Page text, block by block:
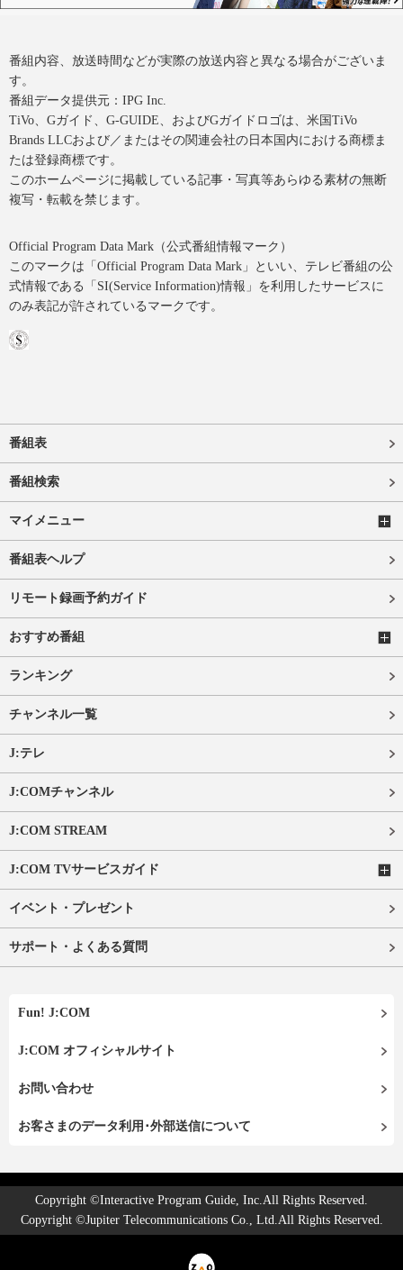
番組内容、放送時間などが実際の放送内容と異なる場合がございま
す。
番組データ提供元：IPG Inc.
TiVo、Gガイド、G-GUIDE、およびGガイドロゴは、米国TiVo
Brands LLCおよび／またはその関連会社の日本国内における商標ま
たは登録商標です。
このホームページに掲載している記事・写真等あらゆる素材の無断
複写・転載を禁じます。
Official Program Data Mark（公式番組情報マーク）
このマークは「Official Program Data Mark」といい、テレビ番組の公
式情報である「SI(Service Information)情報」を利用したサービスに
のみ表記が許されているマークです。
番組表
番組検索
マイメニュー
番組表ヘルプ
リモート録画予約ガイド
おすすめ番組
ランキング
チャンネル一覧
J:テレ
J:COMチャンネル
J:COM STREAM
J:COM TVサービスガイド
イベント・プレゼント
サポート・よくある質問
Fun! J:COM
J:COM オフィシャルサイト
お問い合わせ
お客さまのデータ利用･外部送信について
Copyright ©Interactive Program Guide, Inc.All Rights Reserved.
Copyright ©Jupiter Telecommunications Co., Ltd.All Rights Reserved.